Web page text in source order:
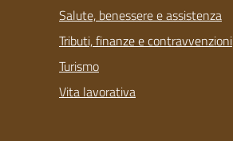
Salute, benessere e assistenza
Tributi, finanze e contravvenzioni
Turismo
Vita lavorativa